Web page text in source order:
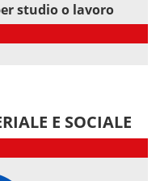
studio o lavoro
E SOCIALE